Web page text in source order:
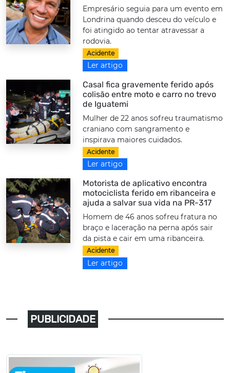
Empresário seguia para um evento em
Londrina quando desceu do veículo e
foi atingido ao tentar atravessar a
rodovia.
Acidente
Ler artigo
Casal fica gravemente ferido após
colisão entre moto e carro no trevo
de Iguatemi
Mulher de 22 anos sofreu traumatismo
craniano com sangramento e
inspirava maiores cuidados.
Acidente
Ler artigo
Motorista de aplicativo encontra
motociclista ferido em ribanceira e
ajuda a salvar sua vida na PR-317
Homem de 46 anos sofreu fratura no
braço e laceração na perna após sair
da pista e cair em uma ribanceira.
Acidente
Ler artigo
PUBLICIDADE